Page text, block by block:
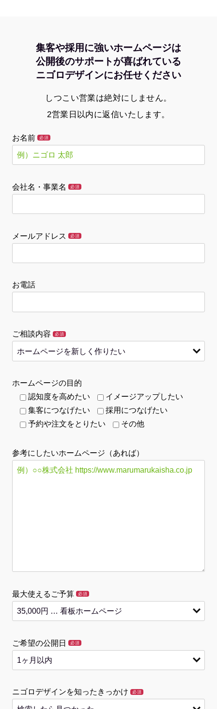
集客や採用に強いホームページは
公開後のサポートが喜ばれている
ニゴロデザインにお任せください
しつこい営業は絶対にしません。
2営業日以内に返信いたします。
お名前 必須
会社名・事業名 必須
メールアドレス 必須
お電話
ご相談内容 必須
ホームページの目的
認知度を高めたい
イメージアップしたい
集客につなげたい
採用につなげたい
予約や注文をとりたい
その他
参考にしたいホームページ（あれば）
最大使えるご予算 必須
ご希望の公開日 必須
ニゴロデザインを知ったきっかけ 必須